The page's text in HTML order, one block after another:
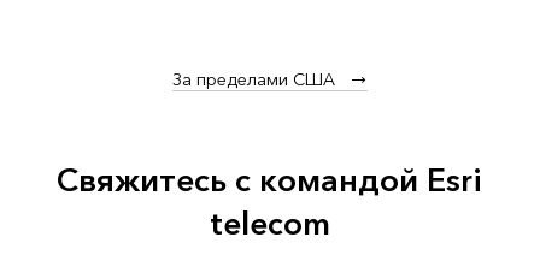
За пределами США
Свяжитесь с командой Esri
telecom